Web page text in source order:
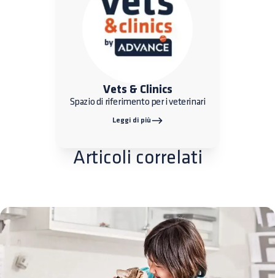
Vets & Clinics
Spazio di riferimento per i veterinari
Leggi di più
Articoli correlati